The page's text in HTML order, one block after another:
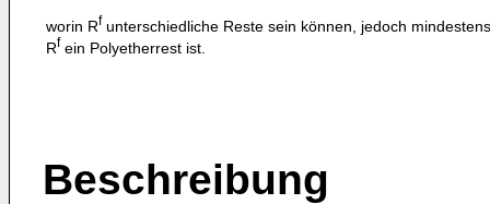
worin Rf unterschiedliche Reste sein können, jedoch
Rf ein Polyetherrest ist.
Beschreibung